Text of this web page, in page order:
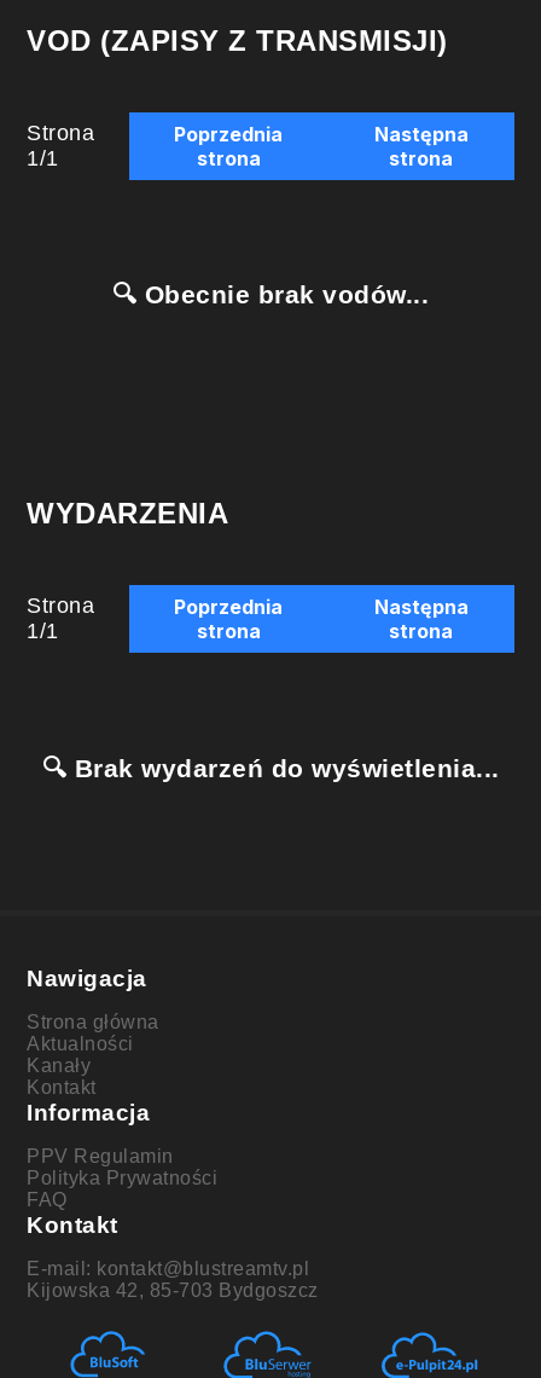
VOD (ZAPISY Z TRANSMISJI)
Strona
1/1
Poprzednia
strona
Następna
strona
🔍 Obecnie brak vodów...
WYDARZENIA
Strona
1/1
Poprzednia
strona
Następna
strona
🔍 Brak wydarzeń do wyświetlenia...
Nawigacja
Strona główna
Aktualności
Kanały
Kontakt
Informacja
PPV Regulamin
Polityka Prywatności
FAQ
Kontakt
E-mail: kontakt@blustreamtv.pl
Kijowska 42, 85-703 Bydgoszcz